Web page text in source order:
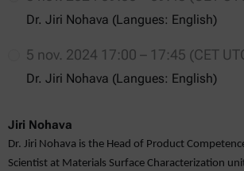
Dr. Jiri Nohava (Langues: English)
5 nov. 2024 17:00 – 17:45 (CET
Dr. Jiri Nohava (Langues: English)
Jiri Nohava
Dr. Jiri Nohava is the Head of Product
Scientist at Materials Surface Characterization